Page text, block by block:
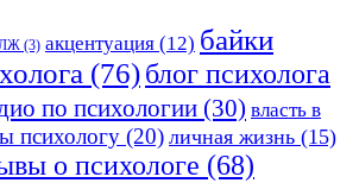
(3) акцентуация (12) байки
(76)блог психолога
по психологии (30) власть в
психологу (20) личная жизнь (15)
о психологе (68)